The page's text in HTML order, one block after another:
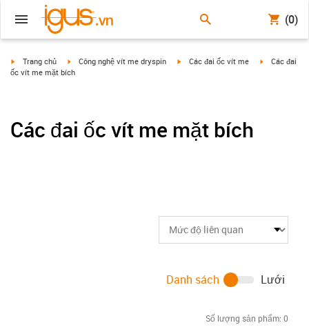
(0)
igus-icon-arrow-right
Trang chủ igus-icon-arrow-right
Công nghệ vít me dryspin igus-icon-arrow-right
Các đai ốc vít me igus-icon-
Các đai
ốc vít me mặt bích
Các đai ốc vít me mặt bích
Số lượng sản phẩm: 0
Danh sách Lưới